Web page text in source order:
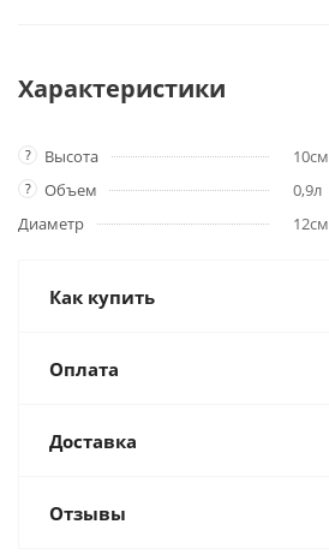
Характеристики
? Высота 10см
? Объем
0,9л
Диаметр
12см
Как купить
Оплата
Доставка
Отзывы